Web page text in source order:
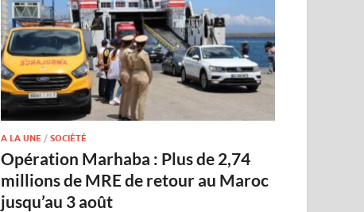
A LA UNE /SOCIÉTÉ
Opération Marhaba : Plus de 2,74
millions de MRE de retour au Maroc
jusqu’au 3 août